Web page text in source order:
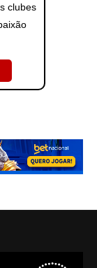
clubes